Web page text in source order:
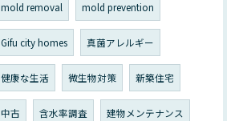
mold removal mold prevention
Gifu city homes 真菌アレルギー
健康な生活 微生物対策 新築住宅
中古 含水率調査 建物メンテナンス